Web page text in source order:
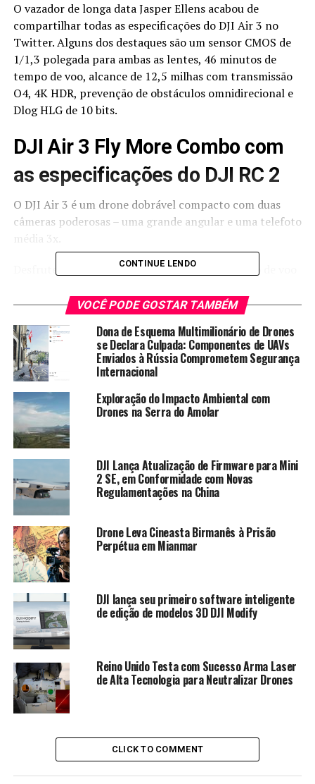
O vazador de longa data Jasper Ellens acabou de
compartilhar todas as especificações do DJI Air 3 no
Twitter. Alguns dos destaques são um sensor CMOS de
1/1,3 polegada para ambas as lentes, 46 minutos de
tempo de voo, alcance de 12,5 milhas com transmissão
O4, 4K HDR, prevenção de obstáculos omnidirecional e
Dlog HLG de 10 bits.
DJI Air 3 Fly More Combo com
as especificações do DJI RC 2
O DJI Air 3 é um drone dobrável compacto com duas
câmeras poderosas – uma grande angular e uma telefoto
Desfrute de voos otimizados com tempo máximo de voo
transmissão de vídeo O4. E capture detalhes de tirar o
48 MP e vídeo 4K HDR. Com o DJI Air 3, filme com
criatividade ilimitada e conte uma história visual ousada.
Tele grande angular e 3× média: assuntos que
contam uma história
Detecção de obstáculos omnidirecional: proteção
total
Vídeos HDR de câmera dupla 4K/60fps: imagens
épicas sem esforço
voo estendido
Fotos de câmera dupla de 48 MP: detalhes
superiores
Novo 04 Transmissão de Vídeo: Mais Alcance
com Mais Estabilidade
Dimensões do DJI Air 3
Drone DJI Air 3 aberto: 10,18 x 12,83 x 4,16″ (258,8 x
326 x 105,8 mm)
Drone DJI Air 3 fechado: 8,14 x 3,95 x 3,58″ (207 x 100,5
Sistema de câmera primária
CONTINUE LENDO
VOCÊ PODE GOSTAR TAMBÉM
Dona de Esquema Multimilionário de Drones
se Declara Culpada: Componentes de UAVs
Enviados à Rússia Comprometem Segurança
Internacional
Exploração do Impacto Ambiental com
Drones na Serra do Amolar
DJI Lança Atualização de Firmware para Mini
2 SE, em Conformidade com Novas
Regulamentações na China
Drone Leva Cineasta Birmanês à Prisão
Perpétua em Mianmar
DJI lança seu primeiro software inteligente
de edição de modelos 3D DJI Modify
Reino Unido Testa com Sucesso Arma Laser
de Alta Tecnologia para Neutralizar Drones
CLICK TO COMMENT